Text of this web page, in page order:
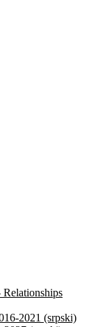
Relationships
2021 (srpski)